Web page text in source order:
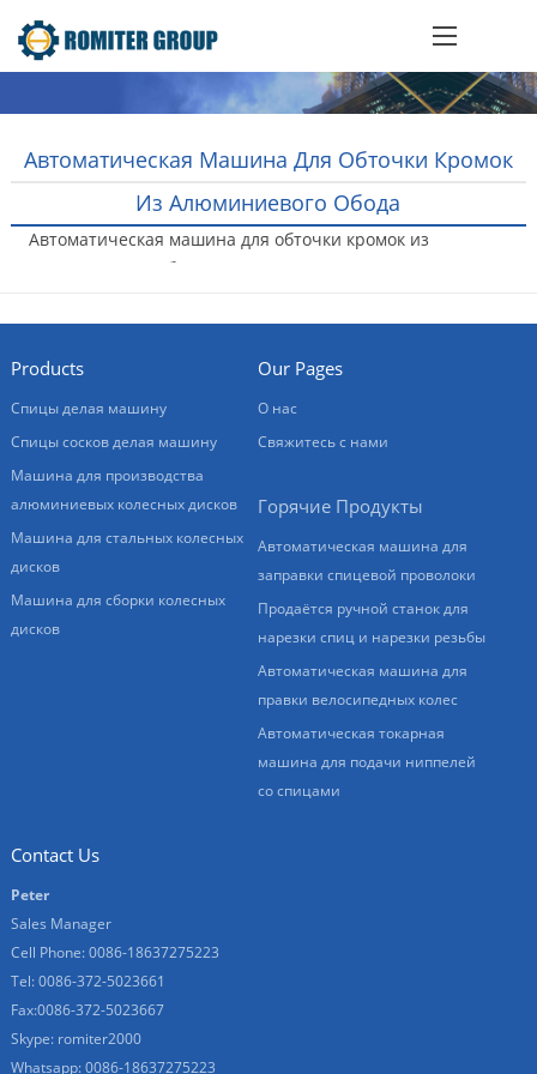
Автоматическая Машина Для Обточки Кромок
Из Алюминиевого Обода
Автоматическая машина для обточки кромок из
алюминиевого обода
Products
Спицы делая машину
Спицы сосков делая машину
Машина для производства
алюминиевых колесных дисков
Машина для стальных колесных
дисков
Машина для сборки колесных
дисков
Our Pages
О нас
Свяжитесь с нами
Горячие Продукты
Автоматическая машина для
заправки спицевой проволоки
Продаётся ручной станок для
нарезки спиц и нарезки резьбы
Автоматическая машина для
правки велосипедных колес
Автоматическая токарная
машина для подачи ниппелей
со спицами
Contact Us
Peter
Sales Manager
Cell Phone: 0086-18637275223
Tel: 0086-372-5023661
Fax:0086-372-5023667
Skype: romiter2000
Whatsapp: 0086-18637275223